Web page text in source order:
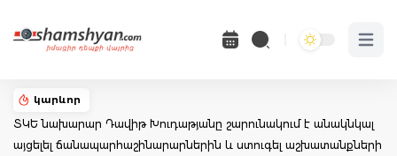
Open
կարևոր
ՏԿԵ նախարար Դավիթ Խուդաթյանը շարունակում է անակնկալ
այցելել ճանապարհաշինարարներին և ստուգել աշխատանքների